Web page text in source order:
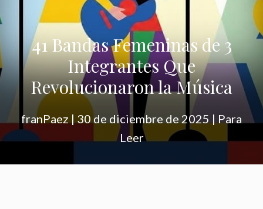
41 Bandas Femeninas de 3
Integrantes Que
Revolucionaron la Música
franPaez | 30 de diciembre de 2025 | Para
Leer